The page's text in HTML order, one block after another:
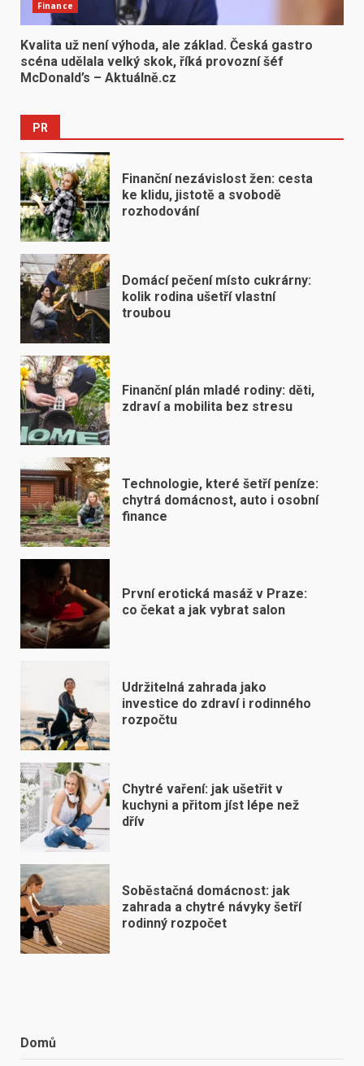
Finance
Kvalita už není výhoda, ale základ. Česká gastro
scéna udělala velký skok, říká provozní šéf
McDonald’s – Aktuálně.cz
PR
Finanční nezávislost žen: cesta
ke klidu, jistotě a svobodě
rozhodování
Domácí pečení místo cukrárny:
kolik rodina ušetří vlastní
troubou
Finanční plán mladé rodiny: děti,
zdraví a mobilita bez stresu
Technologie, které šetří peníze:
chytrá domácnost, auto i osobní
finance
První erotická masáž v Praze:
co čekat a jak vybrat salon
Udržitelná zahrada jako
investice do zdraví i rodinného
rozpočtu
Chytré vaření: jak ušetřit v
kuchyni a přitom jíst lépe než
dřív
Soběstačná domácnost: jak
zahrada a chytré návyky šetří
rodinný rozpočet
Domů